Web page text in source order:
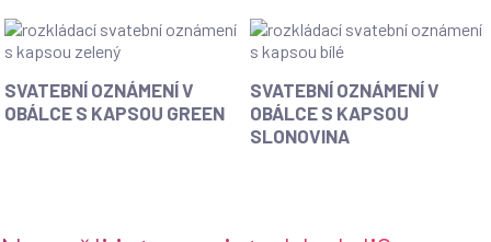
SVATEBNÍ OZNÁMENÍ V
OBÁLCE S KAPSOU GREEN
SVATEBNÍ OZNÁMENÍ V
OBÁLCE S KAPSOU
SLONOVINA